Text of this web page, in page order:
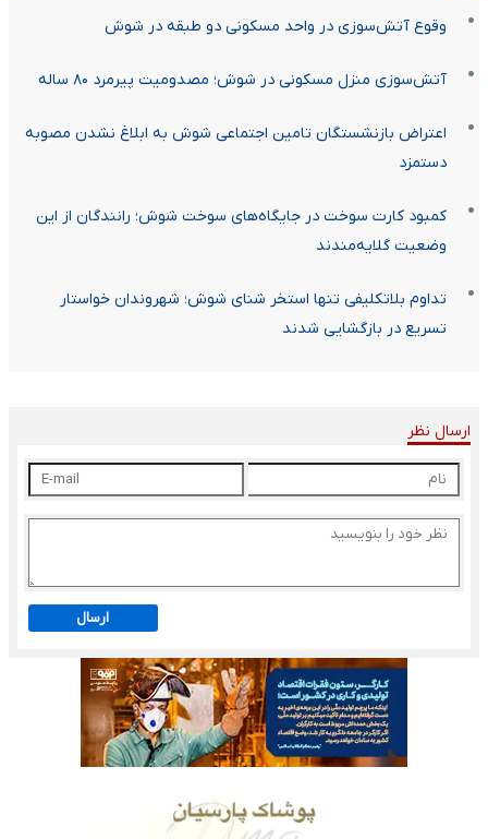
وقوع آتش‌سوزی در واحد مسکونی دو طبقه در شوش
آتش‌سوزی منزل مسکونی در شوش؛ مصدومیت پیرمرد ۸۰ ساله
اعتراض بازنشستگان تامین اجتماعی شوش به ابلاغ نشدن مصوبه
دستمزد
کمبود کارت سوخت در جایگاه‌های سوخت شوش؛ رانندگان از این
وضعیت گلایه‌مندند
تداوم بلاتکلیفی تنها استخر شنای شوش؛ شهروندان خواستار
تسریع در بازگشایی شدند
ارسال نظر
ارسال